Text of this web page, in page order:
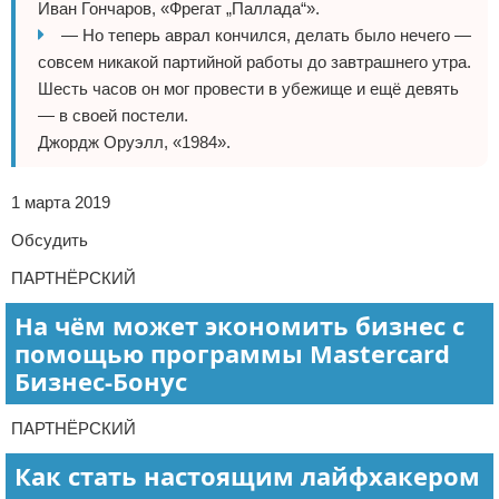
Иван Гончаров, «Фрегат „Паллада“».
— Но теперь аврал кончился, делать было нечего —
совсем никакой партийной работы до завтрашнего утра.
Шесть часов он мог провести в убежище и ещё девять
— в своей постели.
Джордж Оруэлл, «1984».
1 марта 2019
Обсудить
ПАРТНЁРСКИЙ
На чём может экономить бизнес с
помощью программы Mastercard
Бизнес-Бонус
ПАРТНЁРСКИЙ
Как стать настоящим лайфхакером